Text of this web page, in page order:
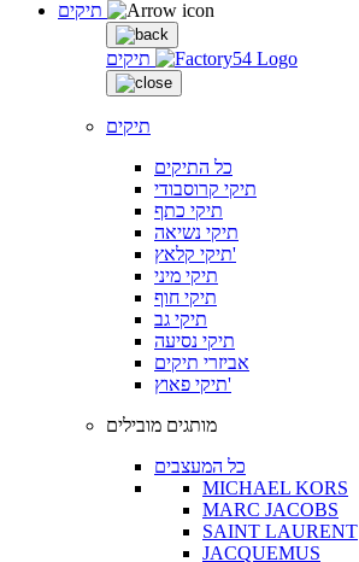
תיקים
תיקים
כל התיקים
תיקי קרוסבודי
תיקי כתף
תיקי נשיאה
תיקי קלאץ'
תיקי מיני
תיקי חוף
תיקי גב
תיקי נסיעה
אביזרי תיקים
תיקי פאוץ'
מותגים מובילים
כל המעצבים
MICHAEL KORS
MARC JACOBS
SAINT LAURENT
JACQUEMUS